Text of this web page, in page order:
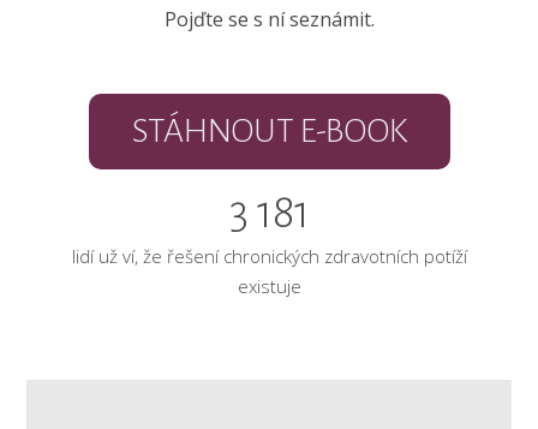
Pojďte se s ní seznámit.
STÁHNOUT E-BOOK
3 181
lidí už ví, že řešení chronických zdravotních potíží
existuje